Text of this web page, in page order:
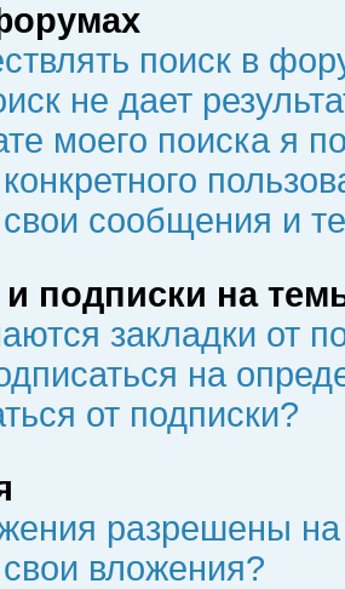
поиск в
не дает
моего поиска я
свои сообщения и
и подписки на
закладки от
на
от подписки?
разрешены
вложения?